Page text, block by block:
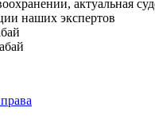
актуальная
наших экспертов